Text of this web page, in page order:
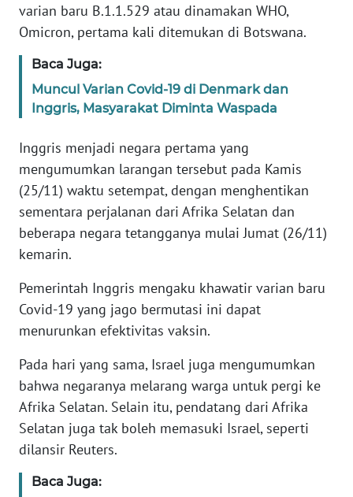
varian baru B.1.1.529 atau dinamakan WHO,
Omicron, pertama kali ditemukan di Botswana.
Baca Juga:
Muncul Varian Covid-19 di Denmark dan
Inggris, Masyarakat Diminta Waspada
Inggris menjadi negara pertama yang
mengumumkan larangan tersebut pada Kamis
(25/11) waktu setempat, dengan menghentikan
sementara perjalanan dari Afrika Selatan dan
beberapa negara tetangganya mulai Jumat (26/11)
kemarin.
Pemerintah Inggris mengaku khawatir varian baru
Covid-19 yang jago bermutasi ini dapat
menurunkan efektivitas vaksin.
Pada hari yang sama, Israel juga mengumumkan
bahwa negaranya melarang warga untuk pergi ke
Afrika Selatan. Selain itu, pendatang dari Afrika
Selatan juga tak boleh memasuki Israel, seperti
dilansir Reuters.
Baca Juga:
INDEKS
BERITA
KONTAK
KAMI
TENTANG
KAMI
PEDOMAN
MEDIA
REDAKSI
KARIR
DISCLAIMER
Wahana
News
Regional